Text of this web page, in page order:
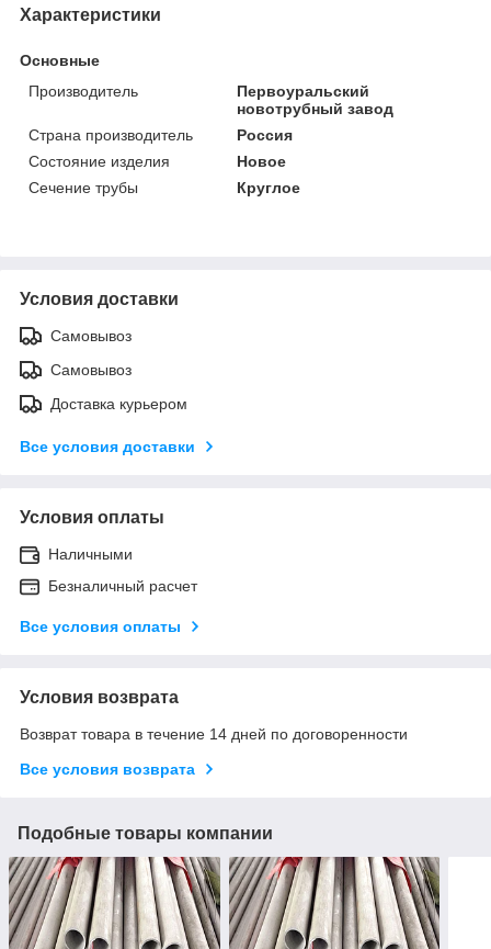
Характеристики
Основные
Производитель
Первоуральский
новотрубный завод
Страна производитель
Россия
Состояние изделия
Новое
Сечение трубы
Круглое
Условия доставки
Самовывоз
Самовывоз
Доставка курьером
Все условия доставки
Условия оплаты
Наличными
Безналичный расчет
Все условия оплаты
Условия возврата
Возврат товара в течение 14 дней по договоренности
Все условия возврата
Подобные товары компании